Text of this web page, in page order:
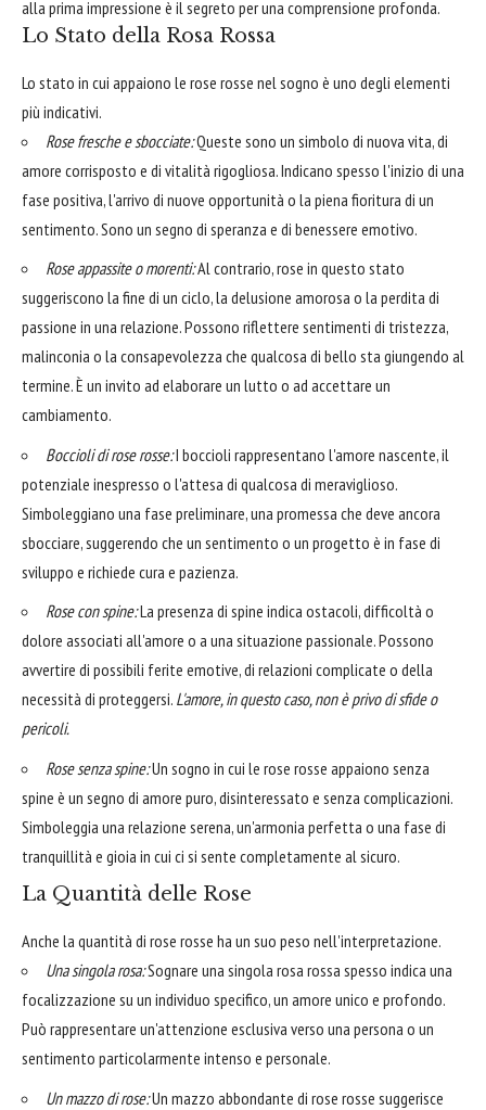
alla prima impressione è il segreto per una comprensione profonda.
Lo Stato della Rosa Rossa
Lo stato in cui appaiono le rose rosse nel sogno è uno degli elementi
più indicativi.
Rose fresche e sbocciate:Queste sono un simbolo di nuova vita, di
amore corrisposto e di vitalità rigogliosa. Indicano spesso l'inizio di una
fase positiva, l'arrivo di nuove opportunità o la piena fioritura di un
sentimento. Sono un segno di speranza e di benessere emotivo.
Rose appassite o morenti:Al contrario, rose in questo stato
suggeriscono la fine di un ciclo, la delusione amorosa o la perdita di
passione in una relazione. Possono riflettere sentimenti di tristezza,
malinconia o la consapevolezza che qualcosa di bello sta giungendo al
termine. È un invito ad elaborare un lutto o ad accettare un
cambiamento.
Boccioli di rose rosse:I boccioli rappresentano l'amore nascente, il
potenziale inespresso o l'attesa di qualcosa di meraviglioso.
Simboleggiano una fase preliminare, una promessa che deve ancora
sbocciare, suggerendo che un sentimento o un progetto è in fase di
sviluppo e richiede cura e pazienza.
Rose con spine:La presenza di spine indica ostacoli, difficoltà o
dolore associati all'amore o a una situazione passionale. Possono
avvertire di possibili ferite emotive, di relazioni complicate o della
necessità di proteggersi. L'amore, in questo caso, non è privo di sfide o
pericoli.
Rose senza spine:Un sogno in cui le rose rosse appaiono senza
spine è un segno di amore puro, disinteressato e senza complicazioni.
Simboleggia una relazione serena, un'armonia perfetta o una fase di
tranquillità e gioia in cui ci si sente completamente al sicuro.
La Quantità delle Rose
Anche la quantità di rose rosse ha un suo peso nell'interpretazione.
Una singola rosa:Sognare una singola rosa rossa spesso indica una
focalizzazione su un individuo specifico, un amore unico e profondo.
Può rappresentare un'attenzione esclusiva verso una persona o un
sentimento particolarmente intenso e personale.
Un mazzo di rose:Un mazzo abbondante di rose rosse suggerisce